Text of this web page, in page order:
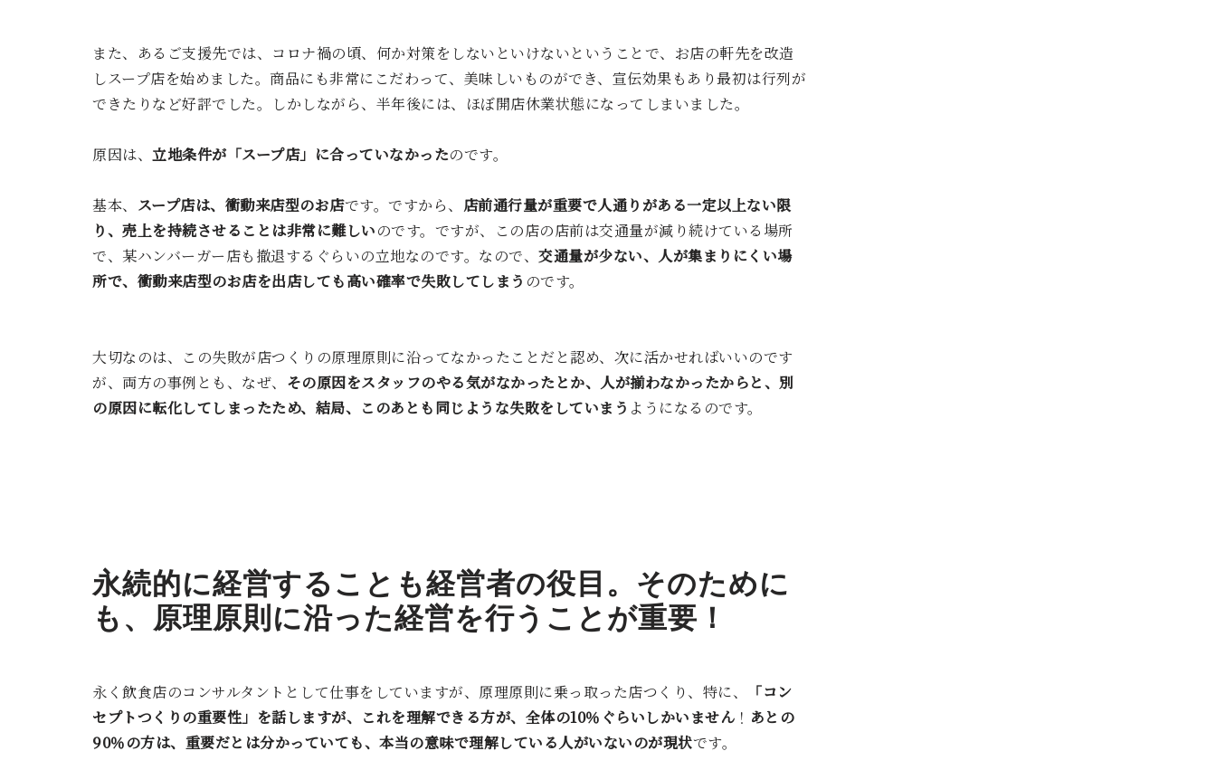
また、あるご支援先では、コロナ禍の頃、何か対策をしないといけないということで、お店の軒先を改造
しスープ店を始めました。商品にも非常にこだわって、美味しいものができ、宣伝効果もあり最初は行列が
できたりなど好評でした。しかしながら、半年後には、ほぼ開店休業状態になってしまいました。
原因は、 立地条件が「スープ店」に合っていなかったのです。
基本、 スープ店は、衝動来店型のお店です。ですから、 店前通行量が重要で人通りがある一定以上ない限
り、売上を持続させることは非常に難しいのです。ですが、この店の店前は交通量が減り続けている場所
で、某ハンバーガー店も撤退するぐらいの立地なのです。なので、 交通量が少ない、人が集まりにくい場
所で、衝動来店型のお店を出店しても高い確率で失敗してしまう のです。
大切なのは、この失敗が店つくりの原理原則に沿ってなかったことだと認め、次に活かせればいいのです
が、両方の事例とも、なぜ、 その原因をスタッフのやる気がなかったとか、人が揃わなかったからと、別
の原因に転化してしまったため、結局、このあとも同じような失敗をしていまう ようになるのです。
永続的に経営することも経営者の役目。そのために
も、原理原則に沿った経営を行うことが重要！
永く飲食店のコンサルタントとして仕事をしていますが、原理原則に乗っ取った店つくり、特に、
「コン
セプトつくりの重要性」を話しますが、これを理解できる方が、全体の10％ぐらいしかいません ！ あとの
90％の方は、重要だとは分かっていても、本当の意味で理解している人がいないのが現状です。